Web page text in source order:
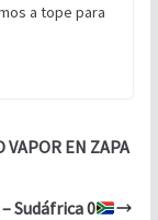
a tope para
VAPOR EN ZAPA
Sudáfrica 0